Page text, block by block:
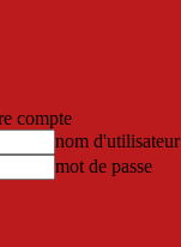
compte
nom d'utilisateur
mot de passe